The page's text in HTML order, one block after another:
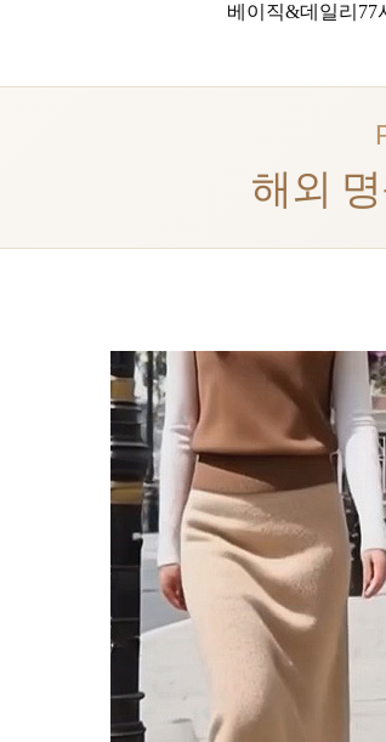
베이직&데일리 77
해외